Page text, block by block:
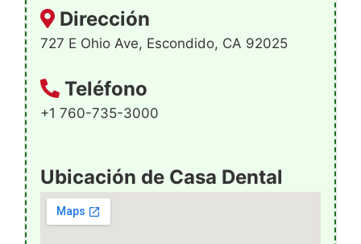
Dirección
727 E Ohio Ave, Escondido, CA 92025
Teléfono
+1 760-735-3000
Ubicación de Casa Dental